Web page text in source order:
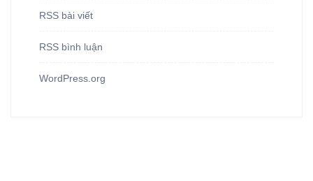
RSS bài viết
RSS bình luận
WordPress.org